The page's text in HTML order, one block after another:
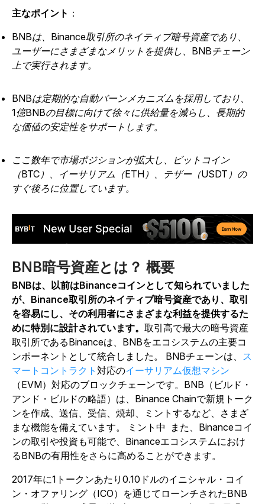
主なポイント ：
BNBは、Binance取引所のネイティブ暗号資産であり、
ユーザーにさまざまなメリットを提供し、BNBチェーン
上で実行されます。
BNBは定期的な自動バーンメカニズムを採用しており、
1億BNBの目標に向けて徐々に供給量を減らし、長期的
な価値の安定性をサポートします。
ここ数年で市場ポジションが拡大し、ビットコイン
（BTC）、イーサリアム（ETH）、テザー（USDT）の
すぐ後ろに位置しています。
BNB暗号資産とは？ 概要
BNBは、以前はBinanceコインとして知られていました
が、Binance取引所のネイティブ暗号資産であり、取引
を容易にし、その利用者にさまざまな利益を提供するた
めに特別に設計されています。 取引高で最大の暗号資産
取引所であるBinanceは、BNBをエコシステムの主要コ
ンポーネントとして統合しました。 BNBチェーンは、 ス
マートコントラクト 対応のイーサリアム仮想マシン
（EVM）対応のブロックチェーンです。BNB（ビルド・
アンド・ビルドの略語）は、Binance Chainで新規トーク
ンを作成、送信、受信、焼却、ミントするなど、さまざ
まな機能を備えています。 ミント中
また、Binanceコイ
ンの取引や投資も可能で、Binanceエコシステムにおけ
るBNBの有用性をさらに高めることができます。
2017年に1トークンあたり0.10ドルのイニシャル・コイ
ン・オファリング（ICO）を通じてローンチされたBNB